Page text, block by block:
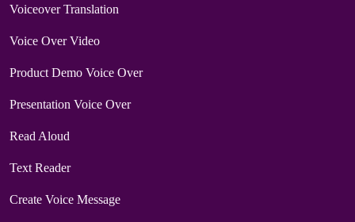
Voiceover Translation
Voice Over Video
Product Demo Voice Over
Presentation Voice Over
Read Aloud
Text Reader
Create Voice Message